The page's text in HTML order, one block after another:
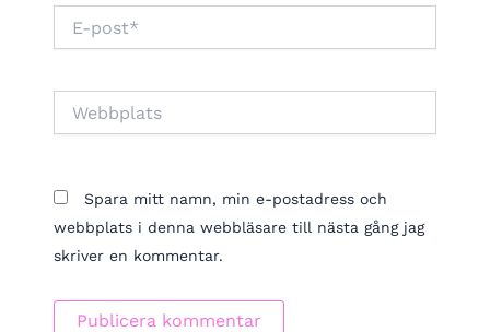
post*
Spara mitt namn, min e-postadress och
webbplats i denna webbläsare till nästa gång jag
skriver en kommentar.